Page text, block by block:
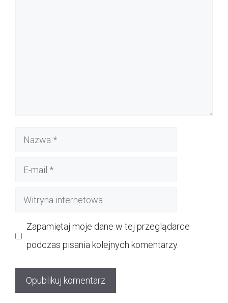
Nazwa
Witryna
Zapamiętaj moje dane w tej przeglądarce
podczas pisania kolejnych komentarzy.